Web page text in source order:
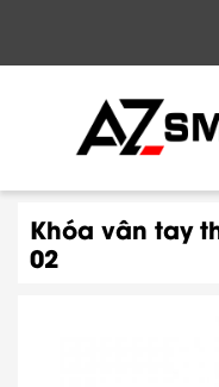
Khóa vân tay
02